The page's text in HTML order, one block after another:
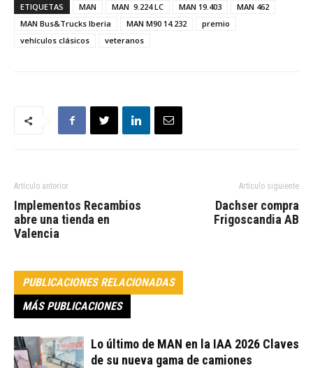
ETIQUETAS MAN MAN 9.224 LC MAN 19.403
MAN 462
MAN Bus&Trucks Iberia
MAN M90 14.232
premio
vehículos clásicos
veteranos
Artículo anterior
Implementos Recambios
abre una tienda en
Valencia
Artículo siguiente
Dachser compra
Frigoscandia AB
PUBLICACIONES RELACIONADAS
MÁS PUBLICACIONES
Lo último de MAN en la IAA 2026 Claves
de su nueva gama de camiones